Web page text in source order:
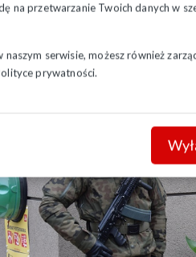
na przetwarzanie Twoich danych w
naszym serwisie, możesz również
prywatności.